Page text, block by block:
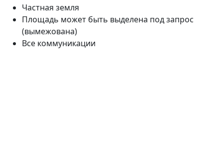
Частная земля
Площадь может быть выделена под запрос
(вымежована)
Все коммуникации